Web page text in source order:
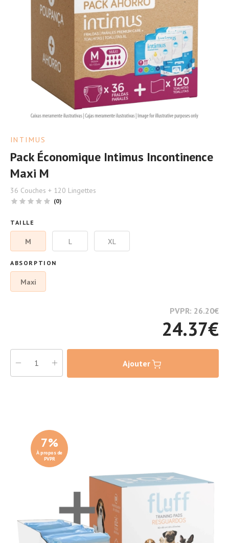
INTIMUS
Pack Économique Intimus Incontinence
Maxi M
36 Couches + 120 Lingettes
(0)
TAILLE
M L XL
ABSORPTION
Maxi
PVPR: 26.20€
24.37€
Ajouter
7%
À propos de
PVPR